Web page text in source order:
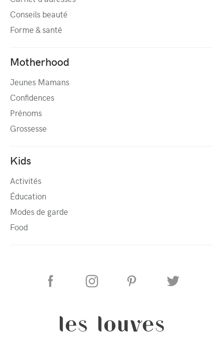
Conseils beauté
Forme & santé
Motherhood
Jeunes Mamans
Confidences
Prénoms
Grossesse
Kids
Activités
Éducation
Modes de garde
Food